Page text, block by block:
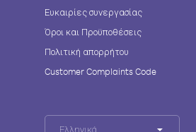
Ευκαιρίες συνεργασίας
Όροι και Προϋποθέσεις
Πολιτική απορρήτου
Customer Complaints Code
Ελληνικά